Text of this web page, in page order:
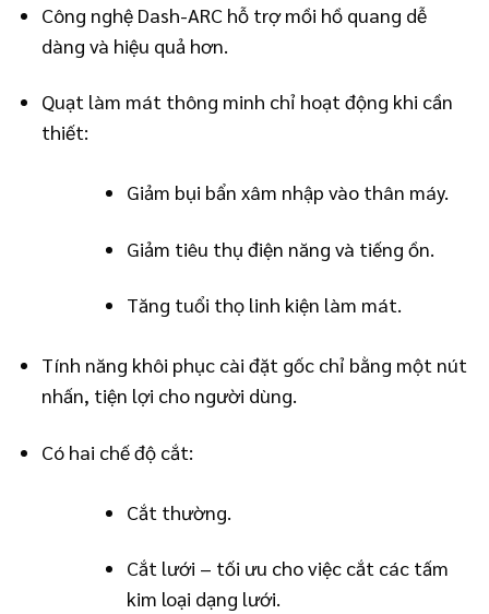
Công nghệ Dash-ARC hỗ trợ mồi hồ quang dễ
dàng và hiệu quả hơn.
Quạt làm mát thông minh chỉ hoạt động khi cần
thiết:
Giảm bụi bẩn xâm nhập vào thân máy.
Giảm tiêu thụ điện năng và tiếng ồn.
Tăng tuổi thọ linh kiện làm mát.
Tính năng khôi phục cài đặt gốc chỉ bằng một nút
nhấn, tiện lợi cho người dùng.
Có hai chế độ cắt:
Cắt thường.
Cắt lưới – tối ưu cho việc cắt các tấm
kim loại dạng lưới.